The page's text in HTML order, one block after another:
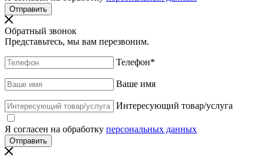
Обратный звонок
Представьтесь, мы вам перезвоним.
Телефон*
Ваше имя
Интересующий товар/услуга
Я согласен на обработку персональных данных